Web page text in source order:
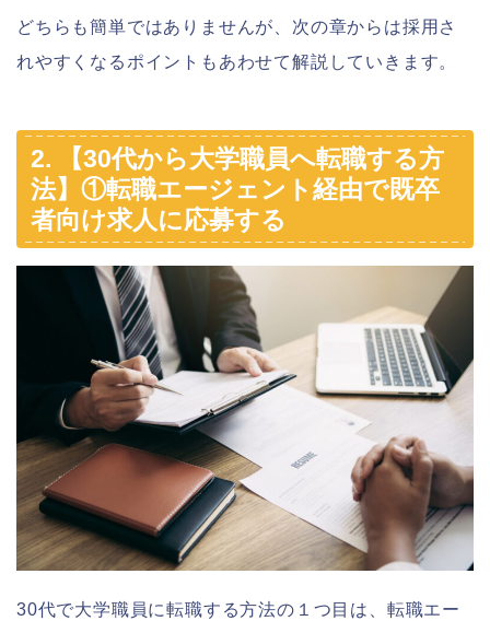
どちらも簡単ではありませんが、次の章からは採用さ
れやすくなるポイントもあわせて解説していきます。
2. 【30代から大学職員へ転職する方
法】①転職エージェント経由で既卒
者向け求人に応募する
30代で大学職員に転職する方法の１つ目は、転職エー